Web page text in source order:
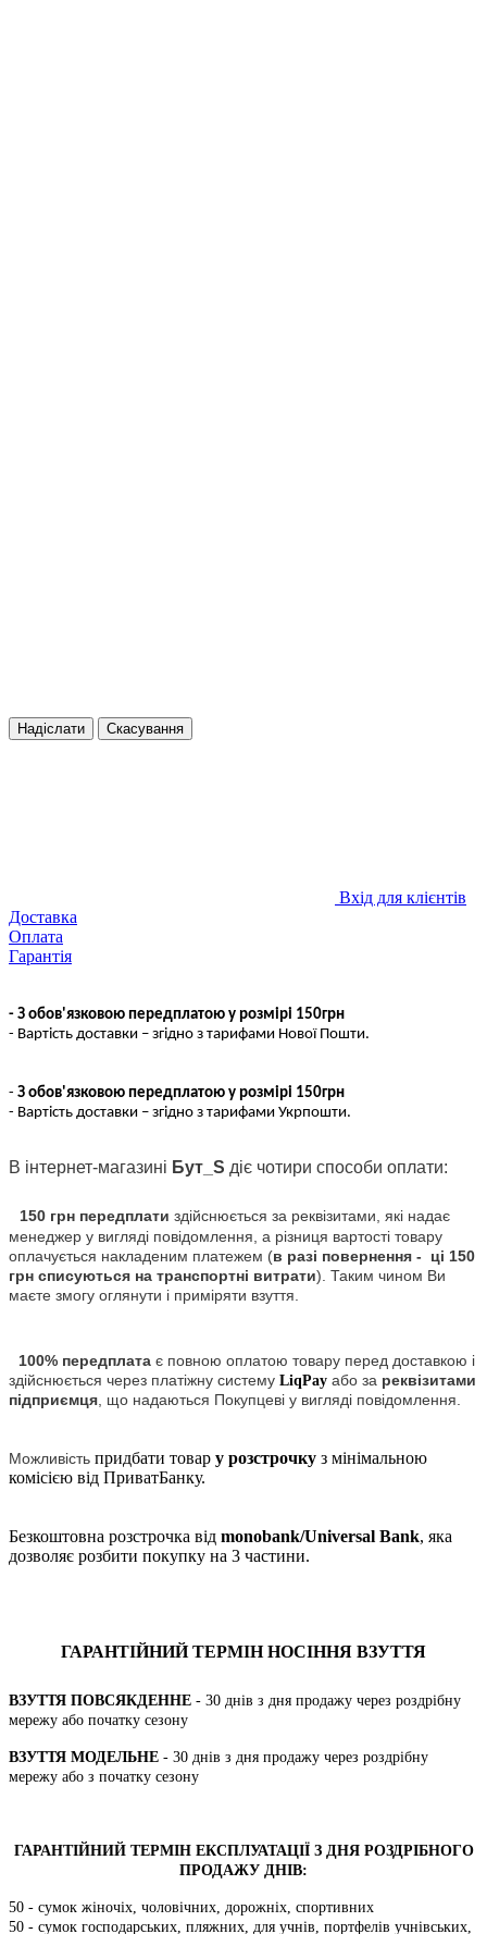
Надіслати Скасування
Вхід для клієнтів
Доставка
Оплата
Гарантія
- З обов'язковою передплатою у розмірі 150грн
- Вартість доставки – згідно з тарифами Нової Пошти.
- З обов'язковою передплатою у розмірі 150грн
- Вартість доставки – згідно з тарифами Укрпошти.
В інтернет-магазині Бут_S діє чотири способи оплати:
150 грн передплати здійснюється за реквізитами, які надає
менеджер у вигляді повідомлення, а різниця вартості товару
оплачується накладеним платежем (в разі повернення - ці 150
грн списуються на транспортні витрати). Таким чином Ви
маєте змогу оглянути і приміряти взуття.
100% передплата є повною оплатою товару перед доставкою і
здійснюється через платіжну систему LiqPay або за реквізитами
підприємця , що надаються Покупцеві у вигляді повідомлення.
Можливість придбати товар у розстрочку з мінімальною
комісією від ПриватБанку.
Безкоштовна розстрочка від monobank/Universal Bank, яка
дозволяє розбити покупку на 3 частини.
ГАРАНТІЙНИЙ ТЕРМІН НОСІННЯ ВЗУТТЯ
ВЗУТТЯ ПОВСЯКДЕННЕ - 30 днів з дня продажу через роздрібну
мережу або початку сезону
ВЗУТТЯ МОДЕЛЬНЕ - 30 днів з дня продажу через роздрібну
мережу або з початку сезону
ГАРАНТІЙНИЙ ТЕРМІН ЕКСПЛУАТАЦІЇ З ДНЯ РОЗДРІБНОГО
ПРОДАЖУ ДНІВ:
50 - сумок жіночіх, чоловічних, дорожніх, спортивних
50 - сумок господарських, пляжних, для учнів, портфелів учнівських,